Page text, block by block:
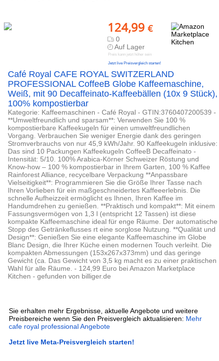
124,99 €
0
Auf Lager
Preis kann jetzt höher sein
Jetzt live Preisvergleich starten!
Café Royal CAFE ROYAL SWITZERLAND
PROFESSIONAL CoffeeB Globe Kaffeemaschine,
Weiß, mit 90 Decaffeinato-Kaffeebällen (10x 9 Stück),
100% kompostierbar
Kategorie: Kaffeemaschinen - Café Royal - GTIN:3760407200539 -
**Umweltfreundlich und sparsam**: Verwenden Sie 100 %
kompostierbare Kaffeekugeln für einen umweltfreundlichen
Vorgang. Verbrauchen Sie weniger Energie dank des geringen
Stromverbrauchs von nur 45,9 kWh/Jahr. 90 Kaffeekugeln inklusive:
Das sind 10 Packungen Kaffeekugeln CoffeeB Decaffeinato -
Intensität: 5/10. 100% Arabica-Körner Schweizer Röstung und
Know-how – 100 % kompostierbar in Ihrem Garten, 100 % Kaffee
Rainforest Alliance, recycelbare Verpackung **Anpassbare
Vielseitigkeit**: Programmieren Sie die Größe Ihrer Tasse nach
Ihren Vorlieben für ein maßgeschneidertes Kaffeeerlebnis. Die
schnelle Aufheizzeit ermöglicht es Ihnen, Ihren Kaffee im
Handumdrehen zu genießen. **Praktisch und kompakt**: Mit einem
Fassungsvermögen von 1,3 l (entspricht 12 Tassen) ist diese
kompakte Kaffeemaschine ideal für enge Räume. Der automatische
Stopp des Getränkeflusses rt eine sorglose Nutzung. **Qualität und
Design**: Genießen Sie eine elegante Kaffeemaschine im Globe
Blanc Design, die Ihrer Küche einen modernen Touch verleiht. Die
kompakten Abmessungen (153x267x373mm) und das geringe
Gewicht (ca. Das Gewicht von 3,5 kg macht es zu einer praktischen
Wahl für alle Räume. - 124,99 Euro bei Amazon Marketplace
Kitchen - gefunden von billiger.de
Sie erhalten mehr Ergebnisse, aktuelle Angebote und weitere
Preisbereiche wenn Sie den Preisvergleich aktualisieren: Mehr
cafe royal professional Angebote
Jetzt live Meta-Preisvergleich starten!